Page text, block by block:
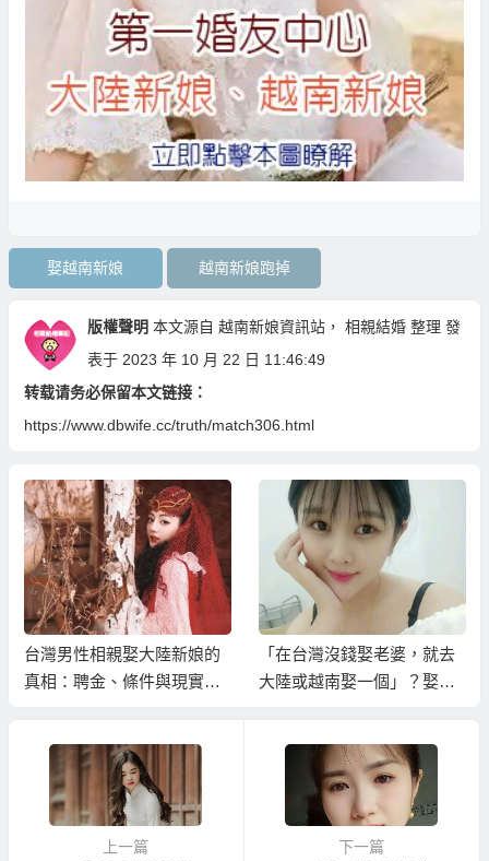
娶越南新娘 越南新娘跑掉
版權聲明 本文源自 越南新娘資訊站， 相親結婚整理 發
表于 2023 年 10 月 22 日 11:46:49
转载请务必保留本文链接：
https://www.dbwife.cc/truth/match306.html
台灣男性相親娶大陸新娘的
真相：聘金、條件與現實考
「在台灣沒錢娶老婆，就去
大陸或越南娶一個」？娶大
上一篇
下一篇